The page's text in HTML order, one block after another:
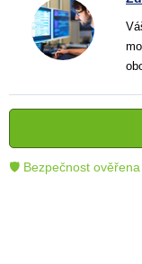
🛡 Bezpečnost ověřena